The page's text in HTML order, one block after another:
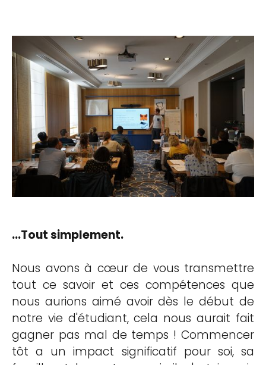
...Tout simplement.
Nous avons à cœur de vous transmettre
tout ce savoir et ces compétences que
nous aurions aimé avoir dès le début de
notre vie d'étudiant, cela nous aurait fait
gagner pas mal de temps ! Commencer
tôt a un impact significatif pour soi, sa